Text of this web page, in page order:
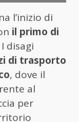
l’inizio di
il primo di
I disagi
di trasporto
, dove il
al
per